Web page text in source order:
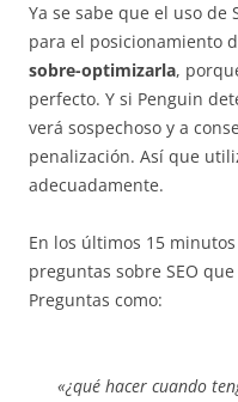
Ya se sabe que el uso de
para el posicionamiento
sobre-optimizarla,
perfecto. Y si Penguin
verá sospechoso y a
penalización. Así que
adecuadamente.
En los últimos 15
preguntas sobre SEO
Preguntas como:
«¿qué hacer cuando